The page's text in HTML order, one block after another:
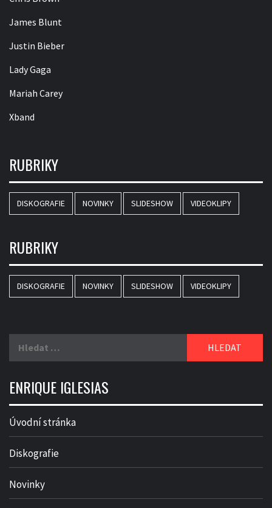
James Blunt
Justin Bieber
Lady Gaga
Mariah Carey
Xband
RUBRIKY
DISKOGRAFIE NOVINKY SLIDESHOW VIDEOKLIPY
RUBRIKY
DISKOGRAFIE NOVINKY SLIDESHOW VIDEOKLIPY
ENRIQUE IGLESIAS
Úvodní stránka
Diskografie
Novinky